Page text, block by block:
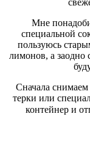
Мне
специальной
пользуюсь
лимонов, а
Сначала
терки или
контейнер и